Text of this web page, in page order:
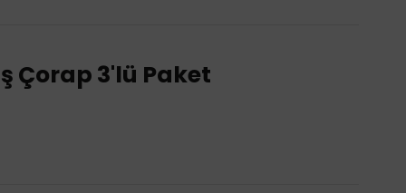
Çorap 3'lü Paket